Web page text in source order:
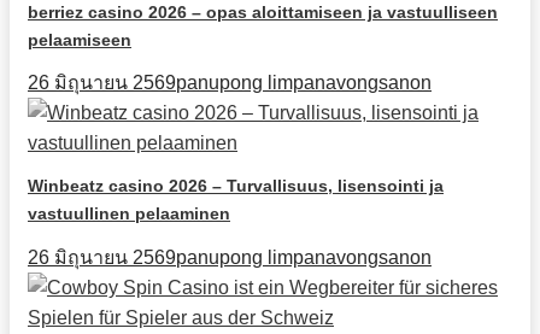
berriez casino 2026 – opas aloittamiseen ja vastuulliseen
pelaamiseen
26 มิถุนายน 2569panupong limpanavongsanon
Winbeatz casino 2026 – Turvallisuus, lisensointi ja
vastuullinen pelaaminen
26 มิถุนายน 2569panupong limpanavongsanon